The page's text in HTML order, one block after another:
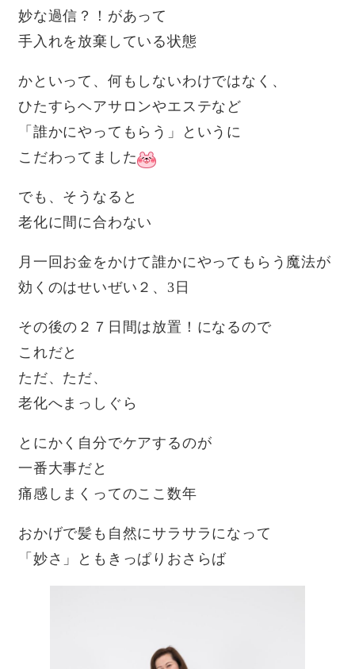
妙な過信？！があって
手入れを放棄している状態
かといって、何もしないわけではなく、
ひたすらヘアサロンやエステなど
「誰かにやってもらう」というに
こだわってました
でも、そうなると
老化に間に合わない
月一回お金をかけて誰かにやってもらう魔法が
効くのはせいぜい２、3日
その後の２７日間は放置！になるので
これだと
ただ、ただ、
老化へまっしぐら
とにかく自分でケアするのが
一番大事だと
痛感しまくってのここ数年
おかげで髪も自然にサラサラになって
「妙さ」ともきっぱりおさらば